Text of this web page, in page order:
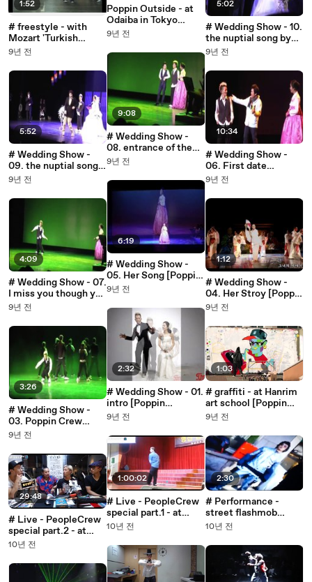
1:52
# freestyle - with
Mozart 'Turkish
March' [Poppin
9년 전
5:52
# Wedding Show -
09. the nuptial song
by Jo Kwan Woo 조관
팝핀현준]
9년 전
4:09
# Wedding Show - 07.
I miss you though you
are nearby me
핀현준]
9년 전
3:26
# Wedding Show -
03. Poppin Crew
Performance [Poppin
9년 전
29:48
# Live - PeopleCrew
special part.2 - at
15.08.11 [Poppin
10년 전
Poppin Outside - at
Odaiba in Tokyo
[Poppin Hyunjoon 팝
9년 전
9:08
# Wedding Show -
08. entrance of the
groom and the bride
핀현준]
9년 전
6:19
# Wedding Show -
05. Her Song [Poppin
Hyunjoon 팝핀현준]
9년 전
2:32
# Wedding Show - 01.
intro [Poppin
Hyunjoon 팝핀현준]
9년 전
1:00:02
# Live - PeopleCrew
special part.1 - at
15.08.11 [Poppin
10년 전
5:02
# Wedding Show - 10.
the nuptial song by
Nam Sang Il 남상일
핀현준]
9년 전
10:34
# Wedding Show -
06. First date
between 'he' and 'she'
핀현준]
9년 전
1:12
# Wedding Show -
04. Her Stroy [Poppin
Hyunjoon 팝핀현준]
9년 전
1:03
# graffiti - at Hanrim
art school [Poppin
Hyunjoon 팝핀현준]
9년 전
2:30
# Performance -
street flashmob
[Poppin Hyunjoon 팝
10년 전